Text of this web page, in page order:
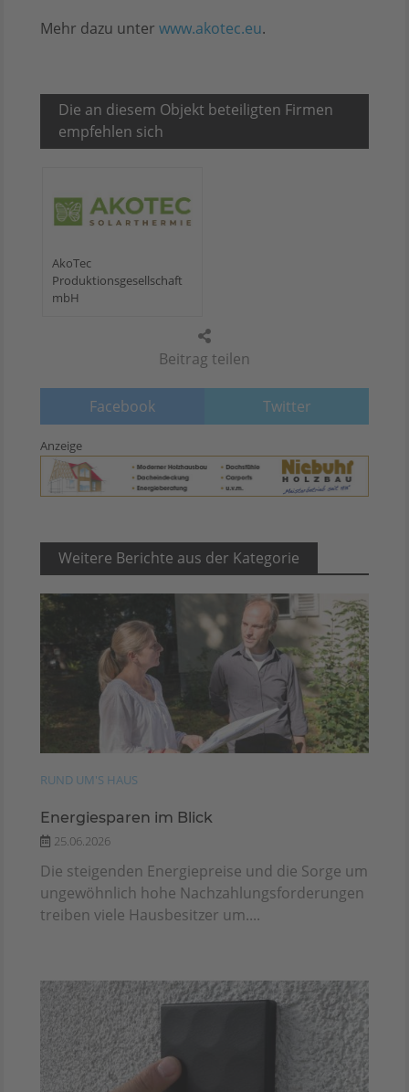
Beitrag teilen
Facebook Twitter
Mehr dazu unter www.akotec.eu.
Die an diesem Objekt beteiligten Firmen
empfehlen sich
AkoTec
Produktionsgesellschaft
mbH
Anzeige
Weitere Berichte aus der Kategorie
RUND UM'S HAUS
Energiesparen im Blick
25.06.2026
Die steigenden Energiepreise und die Sorge um
ungewöhnlich hohe Nachzahlungsforderungen
treiben viele Hausbesitzer um....